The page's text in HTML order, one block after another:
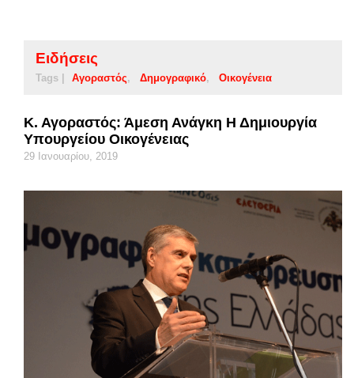
Ειδήσεις
Tags | Αγοραστός Δημογραφικό Οικογένεια
Κ. Αγοραστός: Άμεση Ανάγκη Η Δημιουργία
Υπουργείου Οικογένειας
29 Ιανουαρίου, 2019